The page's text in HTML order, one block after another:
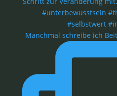
Manchmal schreibe ich